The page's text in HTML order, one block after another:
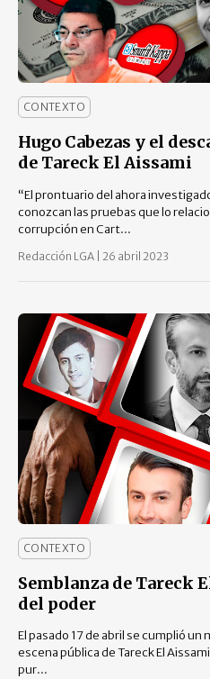
CONTEXTO
Hugo Cabezas y el
de Tareck El Aissami
“El prontuario del ahora
conozcan las pruebas que lo
corrupción en Cart...
Redacción LGA 26 abril 2023
CONTEXTO
Semblanza de Tareck
del poder
El pasado 17 de abril se cumplió un
escena pública de Tareck El
pur...